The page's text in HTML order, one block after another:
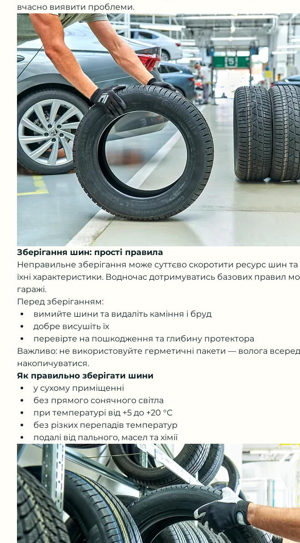
вчасно виявити проблеми.
Зберігання шин: прості правила
Неправильне зберігання може суттєво скоротити ресурс шин
їхні характеристики. Водночас дотримуватись базових правил
гаражі.
Перед зберіганням:
вимийте шини та видаліть каміння і бруд
добре висушіть їх
перевірте на пошкодження та глибину протектора
Важливо: не використовуйте герметичні пакети — волога
накопичуватися.
Як правильно зберігати шини
у сухому приміщенні
без прямого сонячного світла
при температурі від +5 до +20 °C
без різких перепадів температур
подалі від пального, масел та хімії